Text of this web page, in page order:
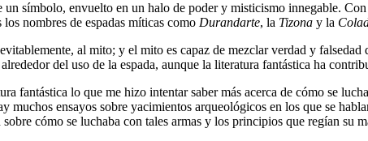
un símbolo, envuelto en un halo de poder y misticismo innegable.
nombres de espadas míticas como Durandarte, la Tizona y la
al mito; y el mito es capaz de mezclar verdad y
del uso de la espada, aunque la literatura fantástica ha
fantástica lo que me hizo intentar saber más acerca de cómo se
muchos ensayos sobre yacimientos arqueológicos en los que se
cómo se luchaba con tales armas y los principios que regían su